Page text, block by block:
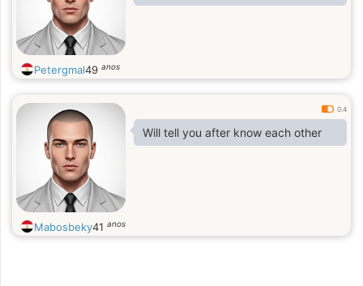
Petergmal49 anos
0.4
Will tell you after know each other
Mabosbeky41 anos